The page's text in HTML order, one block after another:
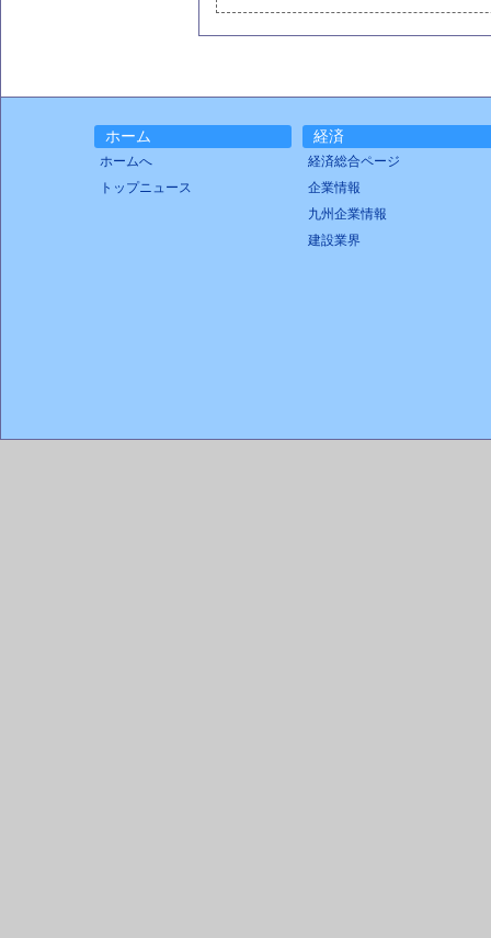
ホーム
ホームへ
トップニュース
経済
経済総合ページ
企業情報
九州企業情報
建設業界